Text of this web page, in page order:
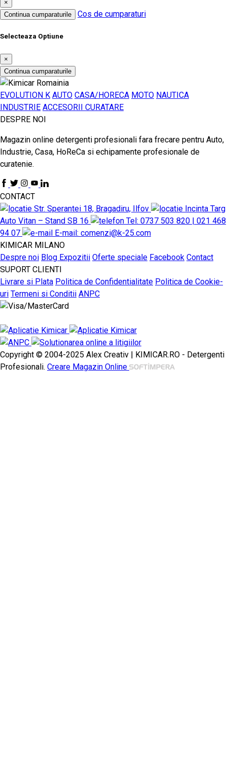
×
Continua cumparaturile
Cos de cumparaturi
Selecteaza Optiune
×
Continua cumparaturile
EVOLUTION K AUTO CASA/HORECA MOTO NAUTICA
INDUSTRIE ACCESORII CURATARE
DESPRE NOI
Magazin online detergenti profesionali fara frecare pentru Auto,
Industrie, Casa, HoReCa si echipamente profesionale de
curatenie.
CONTACT
Str. Sperantei 18, Bragadiru, Ilfov
Incinta Targ
Auto Vitan – Stand SB 16
Tel: 0737 503 820 | 021 468
94 07
E-mail: comenzi@k-25.com
KIMICAR MILANO
Despre noi Blog Expozitii Oferte speciale Facebook Contact
SUPORT CLIENTI
Livrare si Plata Politica de Confidentialitate Politica de Cookie-
uri Termeni si Conditii ANPC
Copyright © 2004-2025 Alex Creativ | KIMICAR.RO - Detergenti
Profesionali. Creare Magazin Online